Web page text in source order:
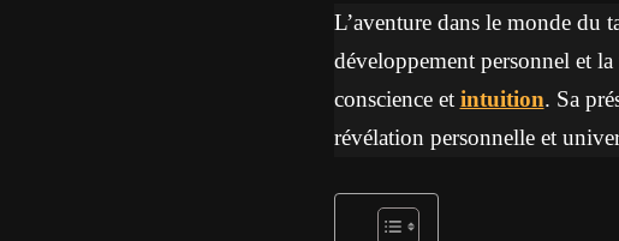
L’aventure dans le monde du
développement personnel et
conscience et intuition. Sa
révélation personnelle et